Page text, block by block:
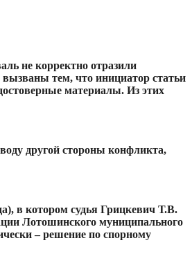
не корректно отразили
тем, что инициатор статьи
материалы. Из этих
другой стороны конфликта,
в котором судья Грицкевич Т.В.
Лотошинского муниципального
– решение по спорному